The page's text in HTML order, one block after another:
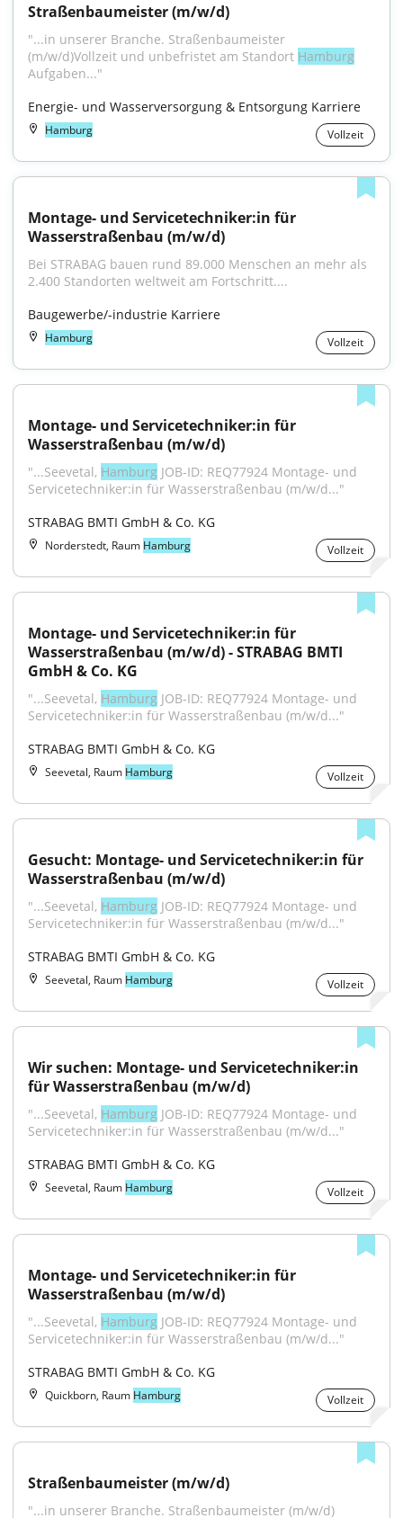
Straßenbaumeister (m/w/d)
"...in unserer Branche. Straßenbaumeister
(m/w/d)Vollzeit und unbefristet am Standort Hamburg
Aufgaben..."
Energie- und Wasserversorgung & Entsorgung Karriere
Hamburg Vollzeit
Montage- und Servicetechniker:in für
Wasserstraßenbau (m/w/d)
Bei STRABAG bauen rund 89.000 Menschen an mehr als
2.400 Standorten weltweit am Fortschritt....
Baugewerbe/-industrie Karriere
Hamburg Vollzeit
Montage- und Servicetechniker:in für
Wasserstraßenbau (m/w/d)
"...Seevetal, Hamburg JOB-ID: REQ77924 Montage- und
Servicetechniker:in für Wasserstraßenbau (m/w/d..."
STRABAG BMTI GmbH & Co. KG
Norderstedt, Raum Hamburg Vollzeit
Montage- und Servicetechniker:in für
Wasserstraßenbau (m/w/d) - STRABAG BMTI
GmbH & Co. KG
"...Seevetal, Hamburg JOB-ID: REQ77924 Montage- und
Servicetechniker:in für Wasserstraßenbau (m/w/d..."
STRABAG BMTI GmbH & Co. KG
Seevetal, Raum Hamburg Vollzeit
Gesucht: Montage- und Servicetechniker:in für
Wasserstraßenbau (m/w/d)
"...Seevetal, Hamburg JOB-ID: REQ77924 Montage- und
Servicetechniker:in für Wasserstraßenbau (m/w/d..."
STRABAG BMTI GmbH & Co. KG
Seevetal, Raum Hamburg Vollzeit
Wir suchen: Montage- und Servicetechniker:in
für Wasserstraßenbau (m/w/d)
"...Seevetal, Hamburg JOB-ID: REQ77924 Montage- und
Servicetechniker:in für Wasserstraßenbau (m/w/d..."
STRABAG BMTI GmbH & Co. KG
Seevetal, Raum Hamburg Vollzeit
Montage- und Servicetechniker:in für
Wasserstraßenbau (m/w/d)
"...Seevetal, Hamburg JOB-ID: REQ77924 Montage- und
Servicetechniker:in für Wasserstraßenbau (m/w/d..."
STRABAG BMTI GmbH & Co. KG
Quickborn, Raum Hamburg Vollzeit
Straßenbaumeister (m/w/d)
"...in unserer Branche. Straßenbaumeister (m/w/d)